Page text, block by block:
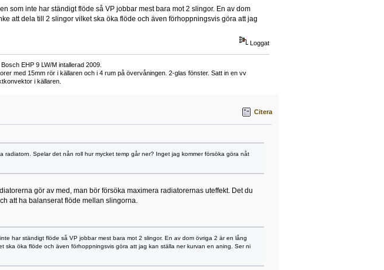
som inte har ständigt flöde så VP jobbar mest bara mot 2 slingor. En av dom
att dela till 2 slingor vilket ska öka flöde och även förhoppningsvis göra att jag
Loggat
EHP 9 LW/M intallerad 2009.
med 15mm rör i källaren och i 4 rum på övervåningen. 2-glas fönster. Satt in en vv
i källaren.
Citera
Spelar det nån roll hur mycket temp går ner? Inget jag kommer försöka göra nåt
gör av med, man bör försöka maximera radiatorernas uteffekt. Det du
att ha balanserat flöde mellan slingorna.
har ständigt flöde så VP jobbar mest bara mot 2 slingor. En av dom övriga 2 är en lång
ska öka flöde och även förhoppningsvis göra att jag kan ställa ner kurvan en aning. Ser ni